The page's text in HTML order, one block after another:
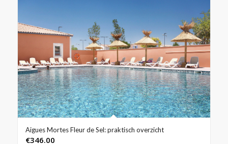
Aigues Mortes Fleur de Sel: praktisch overzicht
€346.00